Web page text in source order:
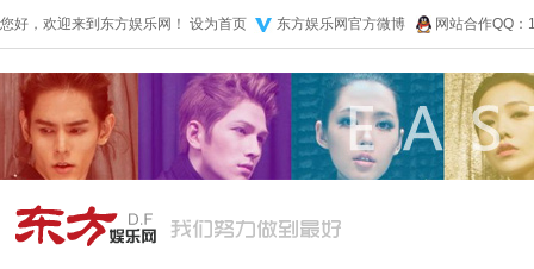
您好，欢迎来到东方娱乐网！ 设为首页 东方娱乐网官方微博 网站合作QQ